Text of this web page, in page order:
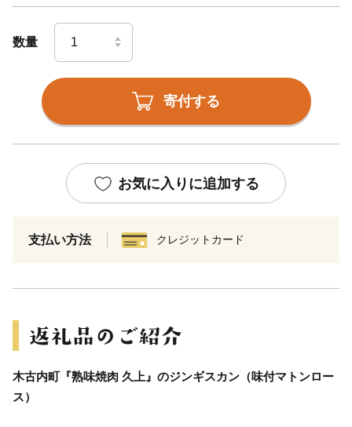
数量
寄付する
お気に入りに追加する
支払い方法 クレジットカード
木古内町『熟味焼肉 久上』のジンギスカン（味付マトンロー
ス）